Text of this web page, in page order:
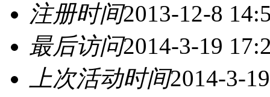
注册时间2013-12-8
最后访问2014-3-19
上次活动时间2014-3-